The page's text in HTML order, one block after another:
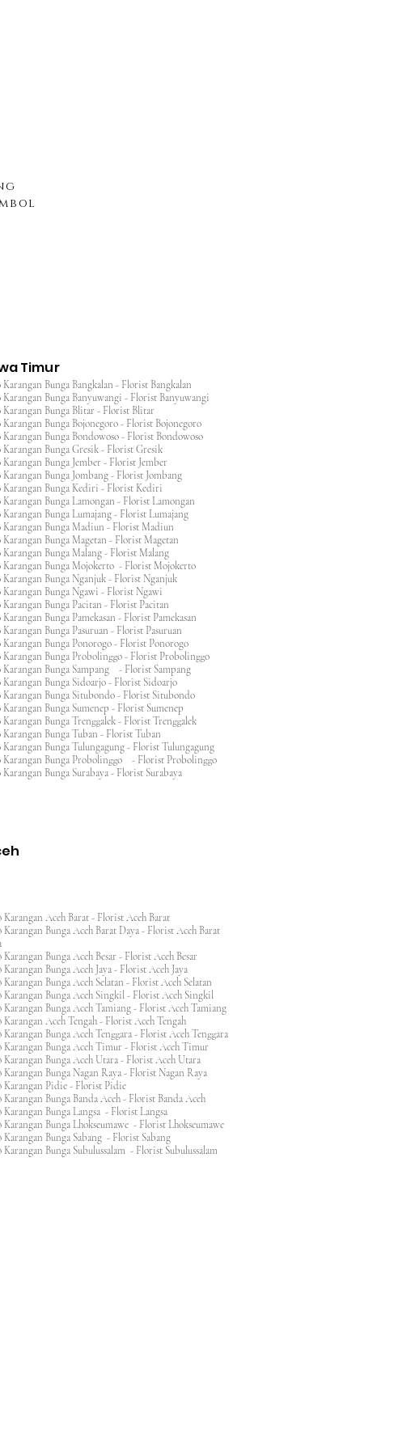
Timur
Karangan Bunga Bangkalan - Florist Bangkalan
Karangan Bunga Banyuwangi - Florist Banyuwangi
Karangan Bunga Blitar - Florist Blitar
Karangan Bunga Bojonegoro - Florist Bojonegoro
Karangan Bunga Bondowoso - Florist Bondowoso
Karangan Bunga Gresik - Florist Gresik
Karangan Bunga Jember - Florist Jember
Karangan Bunga Jombang - Florist Jombang
Karangan Bunga Kediri - Florist Kediri
Karangan Bunga Lamongan - Florist Lamongan
Karangan Bunga Lumajang - Florist Lumajang
Karangan Bunga Madiun - Florist Madiun
Karangan Bunga Magetan - Florist Magetan
Karangan Bunga Malang - Florist Malang
Karangan Bunga Mojokerto - Florist Mojokerto
Karangan Bunga Nganjuk - Florist Nganjuk
Karangan Bunga Ngawi - Florist Ngawi
Karangan Bunga Pacitan - Florist Pacitan
Karangan Bunga Pamekasan - Florist Pamekasan
Karangan Bunga Pasuruan - Florist Pasuruan
Karangan Bunga Ponorogo - Florist Ponorogo
Karangan Bunga Probolinggo - Florist Probolinggo
Karangan Bunga Sampang - Florist Sampang
Karangan Bunga Sidoarjo - Florist Sidoarjo
Karangan Bunga Situbondo - Florist Situbondo
Karangan Bunga Sumenep - Florist Sumenep
Karangan Bunga Trenggalek - Florist Trenggalek
Karangan Bunga Tuban - Florist Tuban
Karangan Bunga Tulungagung - Florist Tulungagung
Karangan Bunga Probolinggo - Florist Probolinggo
Karangan Bunga Surabaya - Florist Surabaya
Karangan Aceh Barat - Florist Aceh Barat
Karangan Bunga Aceh Barat Daya - Florist Aceh Barat
Karangan Bunga Aceh Besar - Florist Aceh Besar
Karangan Bunga Aceh Jaya - Florist Aceh Jaya
Karangan Bunga Aceh Selatan - Florist Aceh Selatan
Karangan Bunga Aceh Singkil - Florist Aceh Singkil
Karangan Bunga Aceh Tamiang - Florist Aceh Tamiang
Karangan Aceh Tengah - Florist Aceh Tengah
Karangan Bunga Aceh Tenggara - Florist Aceh Tenggara
Karangan Bunga Aceh Timur - Florist Aceh Timur
Karangan Bunga Aceh Utara - Florist Aceh Utara
Karangan Bunga Nagan Raya - Florist Nagan Raya
Karangan Pidie - Florist Pidie
Karangan Bunga Banda Aceh - Florist Banda Aceh
Karangan Bunga Langsa - Florist Langsa
Karangan Bunga Lhokseumawe - Florist Lhokseumawe
Karangan Bunga Sabang - Florist Sabang
Karangan Bunga Subulussalam - Florist Subulussalam